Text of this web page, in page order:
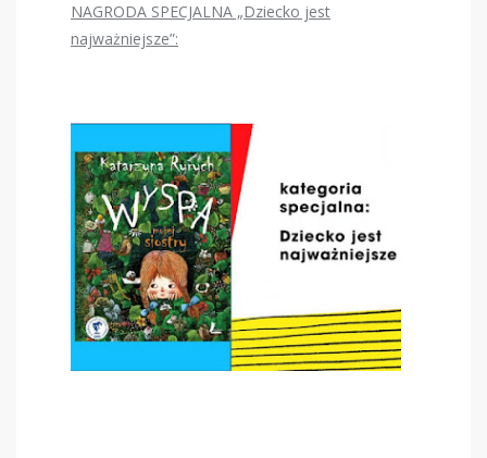
NAGRODA SPECJALNA „Dziecko jest
najważniejsze”: